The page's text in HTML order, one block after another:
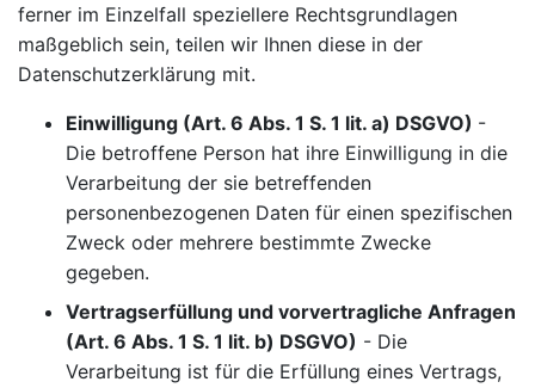
ferner im Einzelfall speziellere Rechtsgrundlagen
maßgeblich sein, teilen wir Ihnen diese in der
Datenschutzerklärung mit.
Einwilligung (Art. 6 Abs. 1 S. 1 lit. a) DSGVO) -
Die betroffene Person hat ihre Einwilligung in die
Verarbeitung der sie betreffenden
personenbezogenen Daten für einen spezifischen
Zweck oder mehrere bestimmte Zwecke
gegeben.
Vertragserfüllung und vorvertragliche Anfragen
(Art. 6 Abs. 1 S. 1 lit. b) DSGVO) - Die
Verarbeitung ist für die Erfüllung eines Vertrags,